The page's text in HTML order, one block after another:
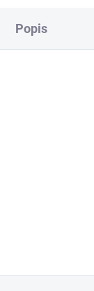
Popis